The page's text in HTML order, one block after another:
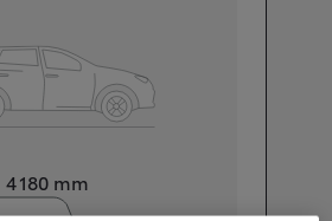
4 180 mm